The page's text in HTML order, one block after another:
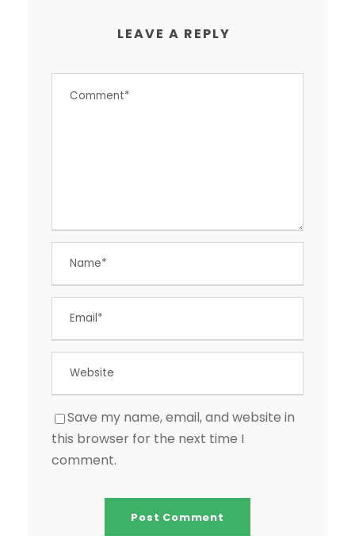
LEAVE A REPLY
Save my name, email, and website in
this browser for the next time I
comment.